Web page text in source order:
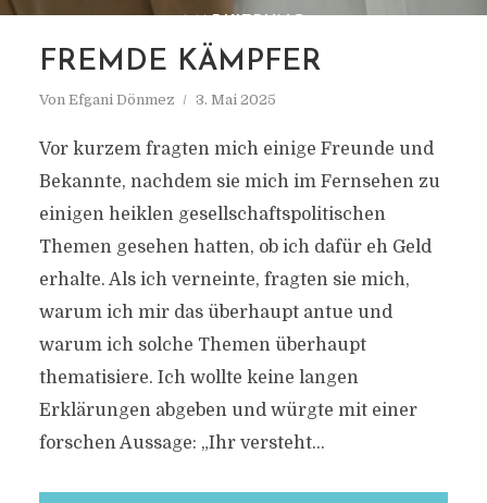
MAXIMILIAN KRAH
FREMDE KÄMPFER
Von Efgani Dönmez 3. Mai 2025
Vor kurzem fragten mich einige Freunde und
Bekannte, nachdem sie mich im Fernsehen zu
einigen heiklen gesellschaftspolitischen
Themen gesehen hatten, ob ich dafür eh Geld
erhalte. Als ich verneinte, fragten sie mich,
warum ich mir das überhaupt antue und
warum ich solche Themen überhaupt
thematisiere. Ich wollte keine langen
Erklärungen abgeben und würgte mit einer
forschen Aussage: „Ihr versteht...